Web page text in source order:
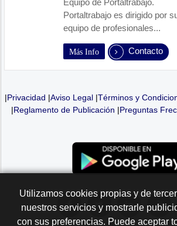
Equipo de Portaltrabajo.
Portaltrabajo es dirigido por
equipo de profesionales...
Más Info Contacto
|Privacidad |Aviso Legal |Términos y
|Reglamento de Publicación |Preguntas
Utilizamos cookies propias y de
nuestros servicios y mostrarle
con sus preferencias. Puede aceptar